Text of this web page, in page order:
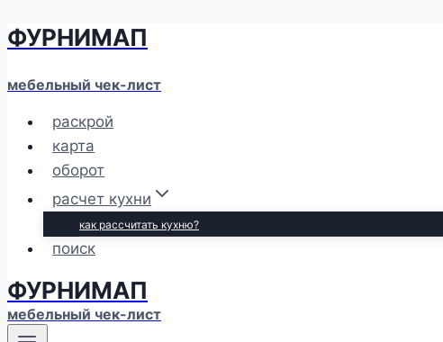
Перейти
содержимому
ФУРНИМАП
мебельный чек-лист
раскрой
карта
оборот
расчет кухни
как рассчитать кухню?
поиск
ФУРНИМАП
мебельный чек-лист